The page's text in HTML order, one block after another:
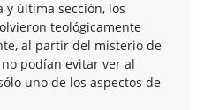
y última sección, los
teológicamente
al partir del misterio de
podían evitar ver al
uno de los aspectos de